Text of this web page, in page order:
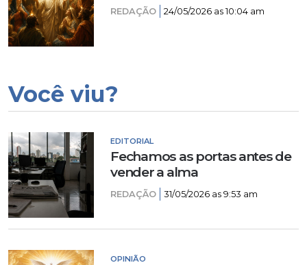
REDAÇÃO 24/05/2026 as 10:04 am
Você viu?
EDITORIAL
Fechamos as portas antes de
vender a alma
REDAÇÃO 31/05/2026 as 9:53 am
OPINIÃO